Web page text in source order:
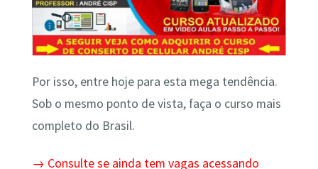
Por isso, entre hoje para esta mega tendência.
Sob o mesmo ponto de vista, faça o curso mais
completo do Brasil.
→ Consulte se ainda tem vagas acessando